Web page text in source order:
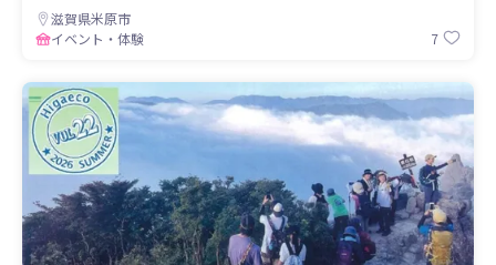
滋賀県米原市
イベント・体験
7